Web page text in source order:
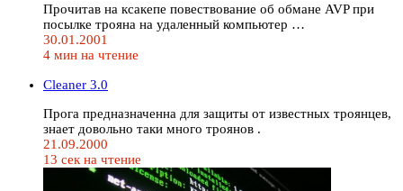
Прочитав на ксакепе повествование об обмане AVP при
посылке трояна на удаленный компьютер …
30.01.2001
4 мин на чтение
Cleaner 3.0
Прога предназначенна для защиты от известных троянцев,
знает довольно таки много троянов .
21.09.2000
13 сек на чтение